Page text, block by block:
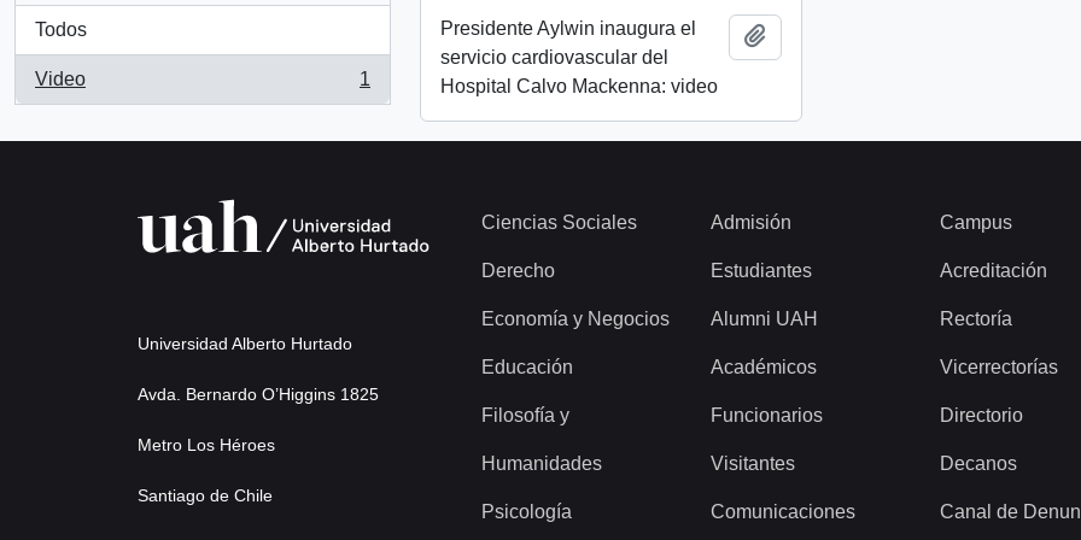
Todos
Video
, 1 resultados
1
Presidente Aylwin inaugura el
servicio cardiovascular del
Hospital Calvo Mackenna: video
Universidad Alberto Hurtado
Avda. Bernardo O’Higgins 1825
Metro Los Héroes
Santiago de Chile
Ciencias Sociales
Derecho
Economía y Negocios
Educación
Filosofía y
Humanidades
Psicología
Admisión
Estudiantes
Alumni UAH
Académicos
Funcionarios
Visitantes
Comunicaciones
Campus
Acreditación
Rectoría
Vicerrectorías
Directorio
Decanos
Canal de